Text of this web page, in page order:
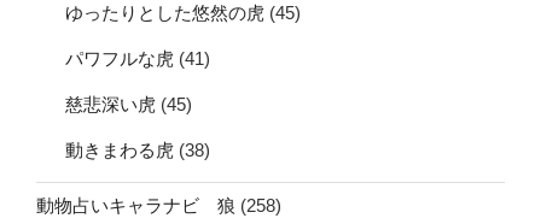
ゆったりとした悠然の虎 (45)
パワフルな虎 (41)
慈悲深い虎 (45)
動きまわる虎 (38)
動物占いキャラナビ 狼 (258)